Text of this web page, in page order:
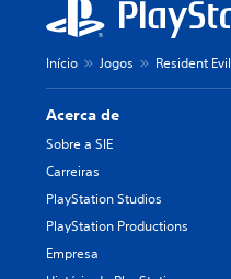
Início Jogos Resident
Acerca de
Sobre a SIE
Carreiras
PlayStation Studios
PlayStation Productions
Empresa